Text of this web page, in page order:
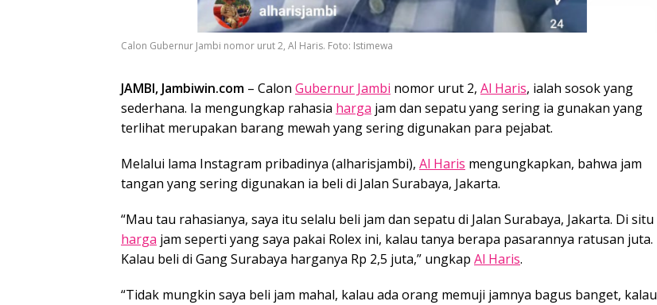
Calon Gubernur Jambi nomor urut 2, Al Haris. Foto: Istimewa
JAMBI, Jambiwin.com – Calon Gubernur Jambi nomor urut 2, Al Haris, ialah sosok yang
sederhana. Ia mengungkap rahasia harga jam dan sepatu yang sering ia gunakan yang
terlihat merupakan barang mewah yang sering digunakan para pejabat.
Melalui lama Instagram pribadinya (alharisjambi), Al Haris mengungkapkan, bahwa jam
tangan yang sering digunakan ia beli di Jalan Surabaya, Jakarta.
“Mau tau rahasianya, saya itu selalu beli jam dan sepatu di Jalan Surabaya, Jakarta. Di situ
harga jam seperti yang saya pakai Rolex ini, kalau tanya berapa pasarannya ratusan juta.
Kalau beli di Gang Surabaya harganya Rp 2,5 juta,” ungkap Al Haris.
“Tidak mungkin saya beli jam mahal, kalau ada orang memuji jamnya bagus banget, kalau